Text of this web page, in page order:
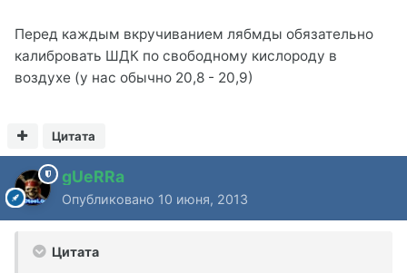
Перед каждым вкручиванием лябмды обязательно
калибровать ШДК по свободному кислороду в
воздухе (у нас обычно 20,8 - 20,9)
Цитата
gUeRRa
Опубликовано 10 июня, 2013
Цитата